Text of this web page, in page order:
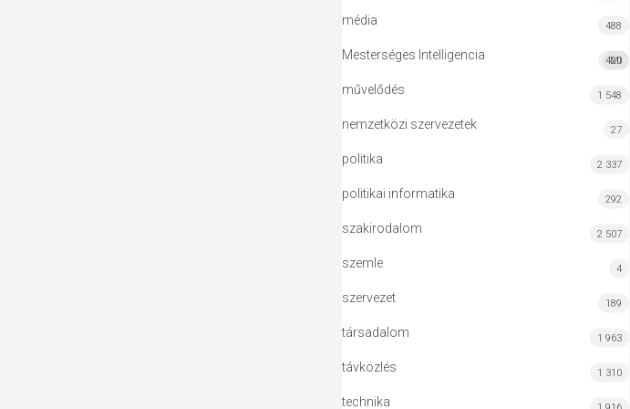
média 488
Mesterséges Intelligencia MI
420
művelődés 1 548
nemzetközi szervezetek 27
politika 2 337
politikai informatika 292
szakirodalom 2 507
szemle 4
szervezet 189
társadalom 1 963
távközlés 1 310
technika